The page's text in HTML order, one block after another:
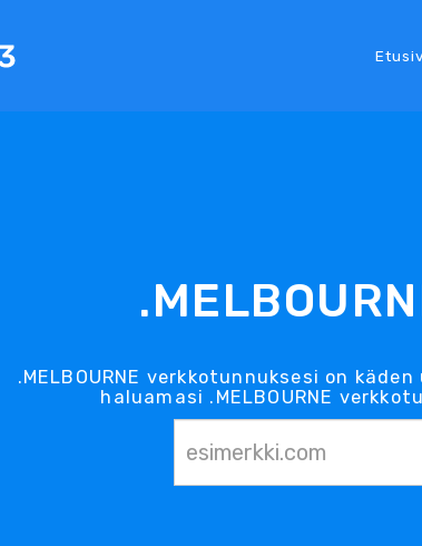
.MELBOURNE verkkotunnuksesi on
haluamasi .MELBOURNE